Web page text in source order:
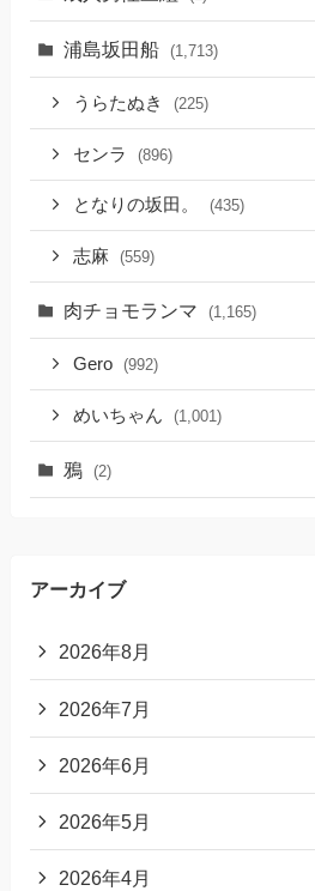
浦島坂田船 (1,713)
うらたぬき (225)
センラ (896)
となりの坂田。 (435)
志麻 (559)
肉チョモランマ (1,165)
Gero (992)
めいちゃん (1,001)
鴉 (2)
アーカイブ
2026年8月
2026年7月
2026年6月
2026年5月
2026年4月